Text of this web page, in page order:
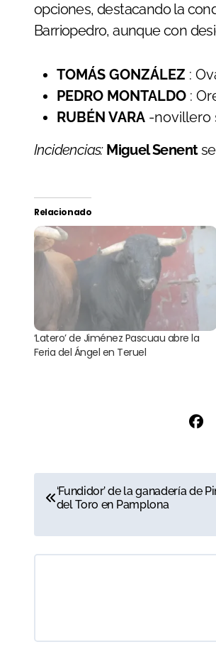
opciones, destacando la
Barriopedro, aunque con
TOMÁS GONZÁLEZ :
PEDRO MONTALDO :
RUBÉN VARA -novillero
Incidencias: Miguel Senentse
Relacionado
‘Latero’ de Jiménez Pascuau abre la
Feria del Ángel en Teruel
N
v
a
‘Fundidor’ de la ganadería de
del Toro en Pamplona